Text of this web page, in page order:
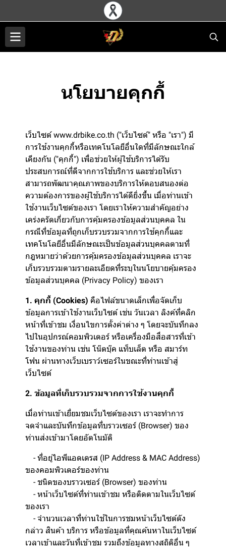
นโยบายคุกกี้
เว็บไซต์ www.drbike.co.th ("เว็บไซต์" หรือ "เรา") มี
การใช้งานคุกกี้หรือเทคโนโลยีอื่นใดที่มีลักษณะใกล้
เคียงกัน ("คุกกี้") เพื่อช่วยให้ผู้ใช้บริการได้รับ
ประสบการณ์ที่ดีจากการใช้บริการ และช่วยให้เรา
สามารถพัฒนาคุณภาพของบริการให้ตอบสนองต่อ
ความต้องการของผู้ใช้บริการได้ดียิ่งขึ้น เมื่อท่านเข้า
ใช้งานเว็บไซต์ของเรา โดยเราให้ความสำคัญอย่าง
เคร่งครัดเกี่ยวกับการคุ้มครองข้อมูลส่วนบุคคล ใน
กรณีที่ข้อมูลที่ถูกเก็บรวบรวมจากการใช้คุกกี้และ
เทคโนโลยีอื่นมีลักษณะเป็นข้อมูลส่วนบุคคลตามที่
กฎหมายว่าด้วยการคุ้มครองข้อมูลส่วนบุคคล เราจะ
เก็บรวบรวมตามรายละเอียดที่ระบุในนโยบายคุ้มครอง
ข้อมูลส่วนบุคคล (Privacy Policy) ของเรา
1. คุกกี้ (Cookies) คือไฟล์ขนาดเล็กเพื่อจัดเก็บ
ข้อมูลการเข้าใช้งานเว็บไซต์ เช่น วันเวลา ลิงค์ที่คลิก
หน้าที่เข้าชม เงื่อนไขการตั้งค่าต่าง ๆ โดยจะบันทึกลง
ไปในอุปกรณ์คอมพิวเตอร์ หรือเครื่องมือสื่อสารที่เข้า
ใช้งานของท่าน เช่น โน๊ตบุ๊ค แท็บเล็ต หรือ สมาร์ท
โฟน ผ่านทางเว็บเบราว์เซอร์ในขณะที่ท่านเข้าสู่
เว็บไซต์
2. ข้อมูลที่เก็บรวบรวมจากการใช้งานคุกกี้
เมื่อท่านเข้าเยี่ยมชมเว็บไซต์ของเรา เราจะทำการ
จดจำและบันทึกข้อมูลที่บราวเซอร์ (Browser) ของ
ท่านส่งเข้ามาโดยอัตโนมัติ
- ที่อยู่ไอพีแอดเดรส (IP Address & MAC Address)
ของคอมพิวเตอร์ของท่าน
- ชนิดของบราวเซอร์ (Browser) ของท่าน
- หน้าเว็บไซต์ที่ท่านเข้าชม หรือติดตามในเว็บไซต์
ของเรา
- จำนวนเวลาที่ท่านใช้ในการชมหน้าเว็บไซต์ดัง
กล่าว สินค้า บริการ หรือข้อมูลที่คุณค้นหาในเว็บไซต์
เวลาเข้าและวันที่เข้าชม รวมถึงข้อมูลทางสถิติอื่น ๆ